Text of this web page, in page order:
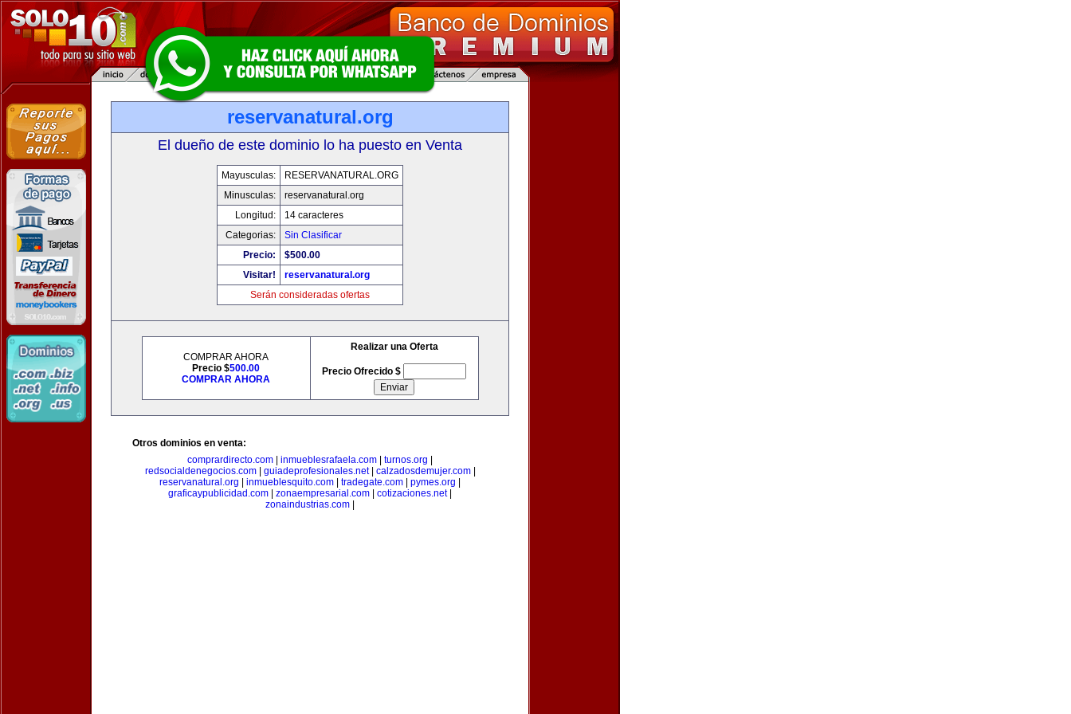
reservanatural.org
El dueño de este dominio lo ha puesto en Venta
Mayusculas:
RESERVANATURAL.ORG
Minusculas:
reservanatural.org
Longitud:
14 caracteres
Categorias:
Sin Clasificar
Precio:
$500.00
Visitar!
reservanatural.org
Serán consideradas ofertas
COMPRAR AHORA
Precio $500.00
COMPRAR AHORA
Realizar una Oferta
Precio Ofrecido $
Otros dominios en venta:
comprardirecto.com
inmueblesrafaela.com turnos.org
redsocialdenegocios.com| guiadeprofesionales.net| calzadosdemujer.com|
reservanatural.org
inmueblesquito.com tradegate.com pymes.org
graficaypublicidad.com
zonaempresarial.com cotizaciones.net|
zonaindustrias.com